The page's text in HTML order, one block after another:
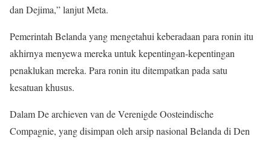
dan Dejima,” lanjut Meta.
Pemerintah Belanda yang mengetahui keberadaan para ronin itu
akhirnya menyewa mereka untuk kepentingan-kepentingan
penaklukan mereka. Para ronin itu ditempatkan pada satu
kesatuan khusus.
Dalam De archieven van de Verenigde Oosteindische
Compagnie, yang disimpan oleh arsip nasional Belanda di Den